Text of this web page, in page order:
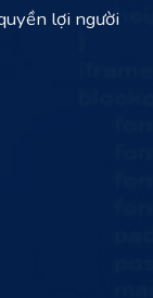
lợi người